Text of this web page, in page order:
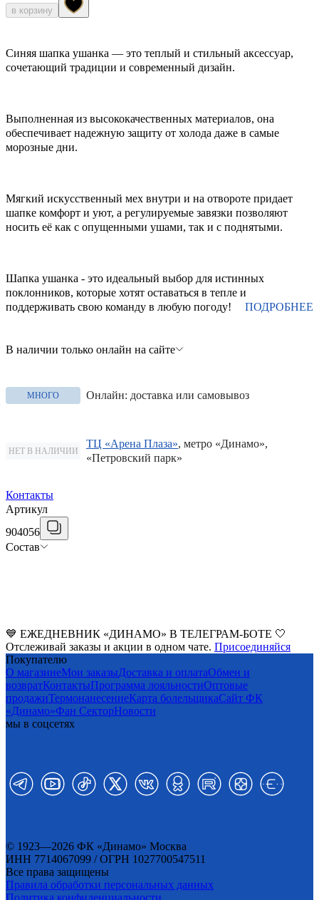
в корзину
Синяя шапка ушанка — это теплый и стильный аксессуар,
сочетающий традиции и современный дизайн.
Выполненная из высококачественных материалов, она
обеспечивает надежную защиту от холода даже в самые
морозные дни.
Мягкий искусственный мех внутри и на отвороте придает
шапке комфорт и уют, а регулируемые завязки позволяют
носить её как с опущенными ушами, так и с поднятыми.
Шапка ушанка - это идеальный выбор для истинных
поклонников, которые хотят оставаться в тепле и
поддерживать свою команду в любую погоду!
ПОДРОБНЕЕ
В наличии только онлайн на сайте
МНОГО Онлайн: доставка или самовывоз
НЕТ В НАЛИЧИИ
ТЦ «Арена Плаза», метро «Динамо»,
«Петровский парк»
Контакты
Артикул
904056
Состав
💙 ЕЖЕДНЕВНИК «ДИНАМО» В ТЕЛЕГРАМ-БОТЕ 🤍
Отслеживай заказы и акции в одном чате. Присоединяйся
Покупателю
О магазинеМои заказыДоставка и оплатаОбмен и
возвратКонтактыПрограмма лояльностиОптовые
продажиТермонанесениеКарта болельщикаСайт ФК
«Динамо»Фан CекторНовости
мы в соцсетях
© 1923—2026 ФК «Динамо» Москва
ИНН 7714067099 / ОГРН 1027700547511
Все права защищены
Правила обработки персональных данных
Политика конфиденциальности